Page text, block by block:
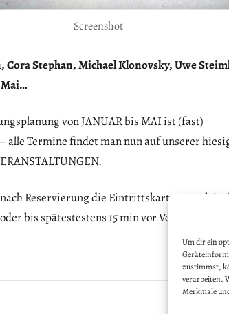
Um dir ein
zustimmst,
verarbeiten.
Merkmale
Screenshot
Stephan, Michael Klonovsky, Uwe
von JANUAR bis MAI ist (fast)
alle Termine findet man nun auf unserer
Reservierung die Eintrittskarten vorab in
bis spätestestens 15 min vor